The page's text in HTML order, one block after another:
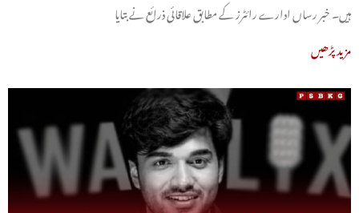
ہیں۔ خبر رساں ادارے رائٹرز کے مطابق علاقائی ذرائع نے بتایا
مزید پڑھیں